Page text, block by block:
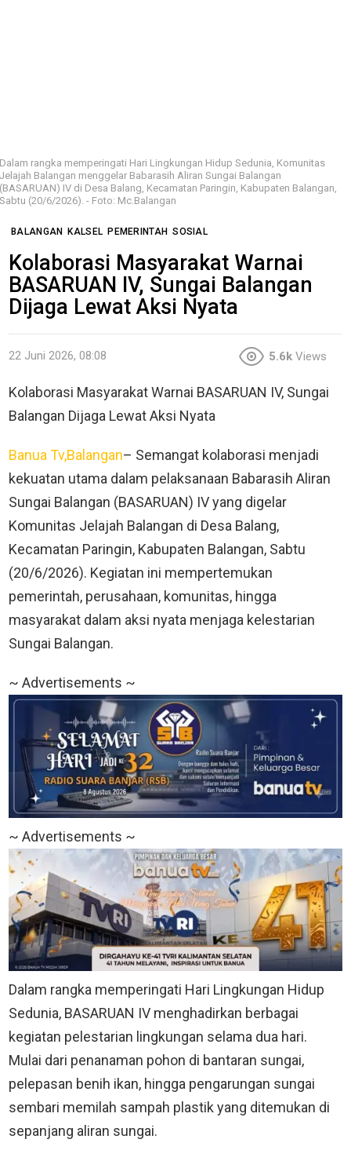
Dalam rangka memperingati Hari Lingkungan Hidup Sedunia, Komunitas
Jelajah Balangan menggelar Babarasih Aliran Sungai Balangan
(BASARUAN) IV di Desa Balang, Kecamatan Paringin, Kabupaten Balangan,
Sabtu (20/6/2026). - Foto: Mc.Balangan
BALANGAN KALSEL PEMERINTAH SOSIAL
Kolaborasi Masyarakat Warnai
BASARUAN IV, Sungai Balangan
Dijaga Lewat Aksi Nyata
22 Juni 2026, 08:08 5.6k Views
Kolaborasi Masyarakat Warnai BASARUAN IV, Sungai
Balangan Dijaga Lewat Aksi Nyata
Banua Tv,Balangan– Semangat kolaborasi menjadi
kekuatan utama dalam pelaksanaan Babarasih Aliran
Sungai Balangan (BASARUAN) IV yang digelar
Komunitas Jelajah Balangan di Desa Balang,
Kecamatan Paringin, Kabupaten Balangan, Sabtu
(20/6/2026). Kegiatan ini mempertemukan
pemerintah, perusahaan, komunitas, hingga
masyarakat dalam aksi nyata menjaga kelestarian
Sungai Balangan.
~ Advertisements ~
~ Advertisements ~
Dalam rangka memperingati Hari Lingkungan Hidup
Sedunia, BASARUAN IV menghadirkan berbagai
kegiatan pelestarian lingkungan selama dua hari.
Mulai dari penanaman pohon di bantaran sungai,
pelepasan benih ikan, hingga pengarungan sungai
sembari memilah sampah plastik yang ditemukan di
sepanjang aliran sungai.